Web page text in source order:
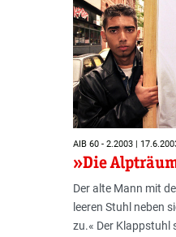
AIB 60 - 2.2003 |
»Die
Der alte Mann mit
leeren Stuhl neben
zu.« Der Klappstuhl